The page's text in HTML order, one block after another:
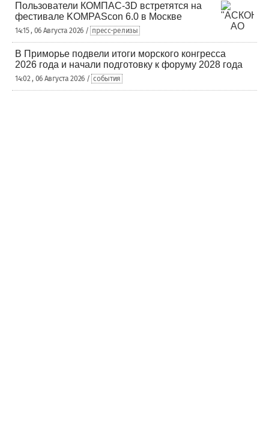
Пользователи КОМПАС-3D встретятся на
фестивале KOMPAScon 6.0 в Москве
14:15 , 06 Августа 2026 / пресс-релизы
В Приморье подвели итоги морского конгресса
2026 года и начали подготовку к форуму 2028 года
14:02 , 06 Августа 2026 / события